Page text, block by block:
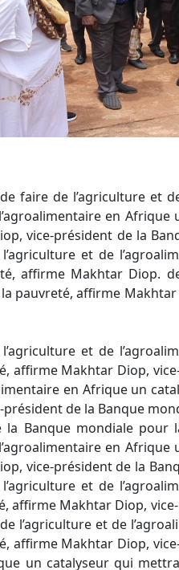
faire de l’agriculture et
en
vice-président de la
et de
affirme Makhtar Diop.
pauvreté, affirme
et de
affirme Makhtar Diop,
en Afrique un
de la Banque
la Banque mondiale pour
en
vice-président de la
et de
affirme Makhtar Diop,
l’agriculture et de
affirme Makhtar Diop,
un catalyseur qui